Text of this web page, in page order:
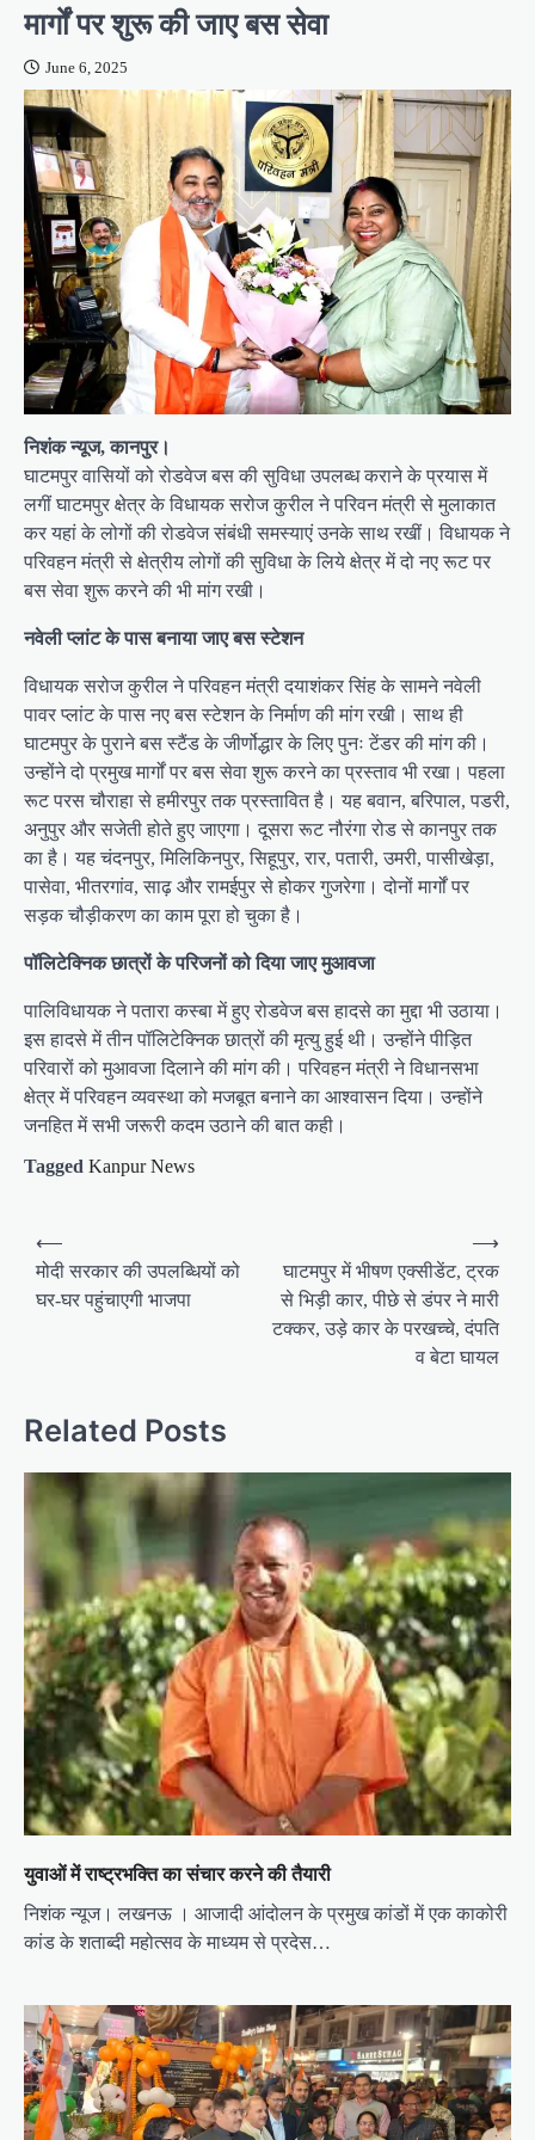
मार्गों पर शुरू की जाए बस सेवा
June 6, 2025
निशंक न्यूज, कानपुर।
घाटमपुर वासियों को रोडवेज बस की सुविधा उपलब्ध कराने के प्रयास में
लगीं घाटमपुर क्षेत्र के विधायक सरोज कुरील ने परिवन मंत्री से मुलाकात
कर यहां के लोगों की रोडवेज संबंधी समस्याएं उनके साथ रखीं। विधायक ने
परिवहन मंत्री से क्षेत्रीय लोगों की सुविधा के लिये क्षेत्र में दो नए रूट पर
बस सेवा शुरू करने की भी मांग रखी।
नवेली प्लांट के पास बनाया जाए बस स्टेशन
विधायक सरोज कुरील ने परिवहन मंत्री दयाशंकर सिंह के सामने नवेली
पावर प्लांट के पास नए बस स्टेशन के निर्माण की मांग रखी। साथ ही
घाटमपुर के पुराने बस स्टैंड के जीर्णोद्धार के लिए पुनः टेंडर की मांग की।
उन्होंने दो प्रमुख मार्गों पर बस सेवा शुरू करने का प्रस्ताव भी रखा। पहला
रूट परस चौराहा से हमीरपुर तक प्रस्तावित है। यह बवान, बरिपाल, पडरी,
अनुपुर और सजेती होते हुए जाएगा। दूसरा रूट नौरंगा रोड से कानपुर तक
का है। यह चंदनपुर, मिलिकिनपुर, सिहूपुर, रार, पतारी, उमरी, पासीखेड़ा,
पासेवा, भीतरगांव, साढ़ और रामईपुर से होकर गुजरेगा। दोनों मार्गों पर
सड़क चौड़ीकरण का काम पूरा हो चुका है।
पॉलिटेक्निक छात्रों के परिजनों को दिया जाए मुआवजा
पालिविधायक ने पतारा कस्बा में हुए रोडवेज बस हादसे का मुद्दा भी उठाया।
इस हादसे में तीन पॉलिटेक्निक छात्रों की मृत्यु हुई थी। उन्होंने पीड़ित
परिवारों को मुआवजा दिलाने की मांग की। परिवहन मंत्री ने विधानसभा
क्षेत्र में परिवहन व्यवस्था को मजबूत बनाने का आश्वासन दिया। उन्होंने
जनहित में सभी जरूरी कदम उठाने की बात कही।
Tagged Kanpur News
o
a
i
o
n
⟵
मोदी सरकार की उपलब्धियों को
घर-घर पहुंचाएगी भाजपा
घाटमपुर में भीषण एक्सीडेंट, ट्रक
से भिड़ी कार, पीछे से डंपर ने मारी
टक्कर, उड़े कार के परखच्चे, दंपति
व बेटा घायल
⟶
Related Posts
युवाओं में राष्ट्रभक्ति का संचार करने की तैयारी
निशंक न्यूज। लखनऊ । आजादी आंदोलन के प्रमुख कांडों में एक काकोरी
कांड के शताब्दी महोत्सव के माध्यम से प्रदेस…